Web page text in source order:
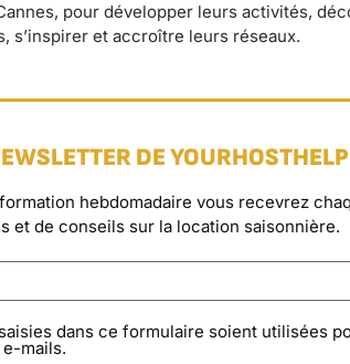
pour développer leurs activités,
s’inspirer et accroître leurs réseaux.
DE
hebdomadaire vous recevrez
et de conseils sur la location saisonnière.
dans ce formulaire soient utilisées
mails.